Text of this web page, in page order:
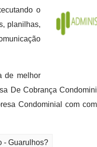
o
planilhas,
de melhor
De Cobrança
Condominial com
- Guarulhos?